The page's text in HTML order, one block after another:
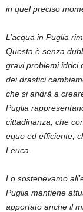
in quel preciso
L’acqua in Puglia
Questa è senza
gravi problemi idrici
dei drastici
che si andrà a
Puglia
cittadinanza, che
equo ed efficiente,
Leuca.
Lo sostenevamo
Puglia mantiene
apportato anche il